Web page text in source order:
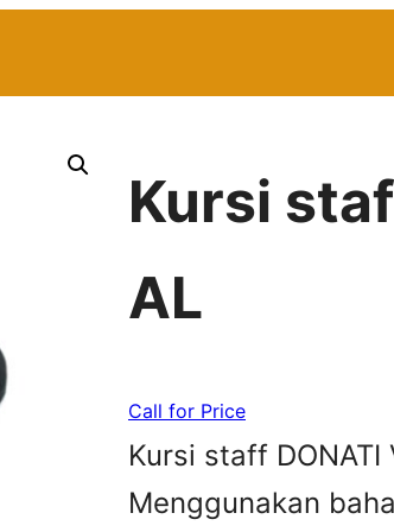
Kursi
AL
Call for Price
Kursi staff
Menggunakan